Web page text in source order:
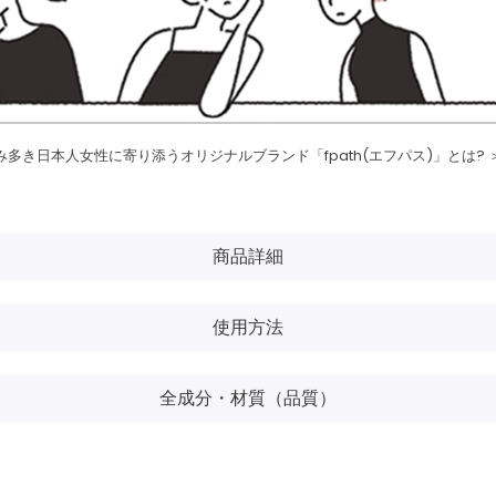
多き日本人女性に寄り添うオリジナルブランド「fpath(エフパス)」とは?
商品詳細
使用方法
全成分・材質（品質）